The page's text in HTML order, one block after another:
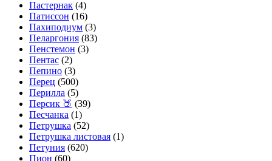
Пастернак (4)
Патиссон (16)
Пахиподиум (3)
Пеларгония (83)
Пенстемон (3)
Пентас (2)
Пепино (3)
Перец (500)
Перилла (5)
Персик 🍑 (39)
Песчанка (1)
Петрушка (52)
Петрушка листовая (1)
Петуния (620)
Пион (60)